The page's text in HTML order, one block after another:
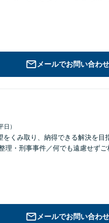
メールでお問い合わせ
）
くみ取り、納得できる解決を目
・刑事事件／何でも遠慮せず
メールでお問い合わせ